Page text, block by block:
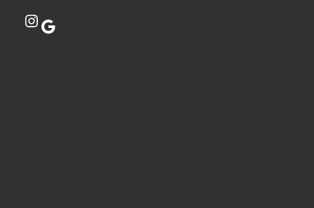
Instagram
Google